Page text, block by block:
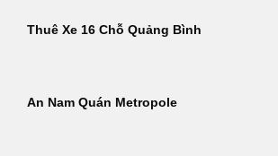
Thuê Xe 16 Chỗ Quảng Bình
An Nam Quán Metropole